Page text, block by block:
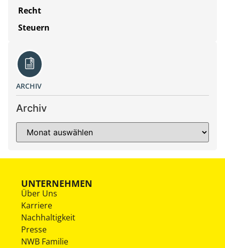
Recht
Steuern
ARCHIV
Archiv
UNTERNEHMEN
Über Uns
Karriere
Nachhaltigkeit
Presse
NWB Familie